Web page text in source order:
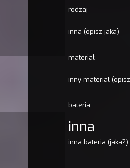
rodzaj
inna (opisz jaka)
materiał
inny materiał
bateria
inna
inna bateria (jaka?)